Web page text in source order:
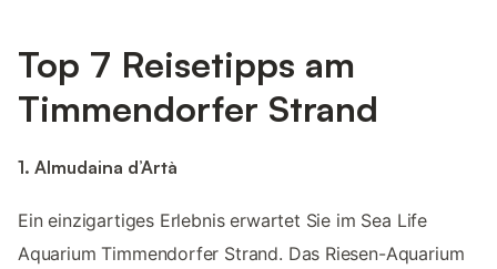
Top 7 Reisetipps am
Timmendorfer Strand
1. Almudaina d’Artà
Ein einzigartiges Erlebnis erwartet Sie im Sea Life
Aquarium Timmendorfer Strand. Das Riesen-Aquarium